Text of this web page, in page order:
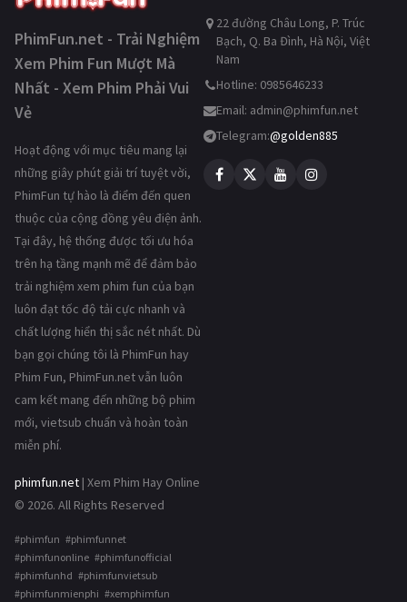
PhimFun.net - Trải Nghiệm
Xem Phim Fun Mượt Mà
Nhất - Xem Phim Phải Vui
Vẻ
Hoạt động với mục tiêu mang lại
những giây phút giải trí tuyệt vời,
PhimFun tự hào là điểm đến quen
thuộc của cộng đồng yêu điện ảnh.
Tại đây, hệ thống được tối ưu hóa
trên hạ tầng mạnh mẽ để đảm bảo
trải nghiệm xem phim fun của bạn
luôn đạt tốc độ tải cực nhanh và
chất lượng hiển thị sắc nét nhất. Dù
bạn gọi chúng tôi là PhimFun hay
Phim Fun, PhimFun.net vẫn luôn
cam kết mang đến những bộ phim
mới, vietsub chuẩn và hoàn toàn
miễn phí.
phimfun.net | Xem Phim Hay Online
© 2026. All Rights Reserved
#phimfun #phimfunnet
#phimfunonline #phimfunofficial
#phimfunhd #phimfunvietsub
#phimfunmienphi #xemphimfun
22 đường Châu Long, P. Trúc
Bạch, Q. Ba Đình, Hà Nội, Việt
Nam
Hotline: 0985646233
Email: admin@phimfun.net
Telegram:@golden885